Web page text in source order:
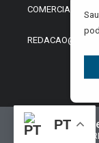
Website
@2025 – TODOS
PT